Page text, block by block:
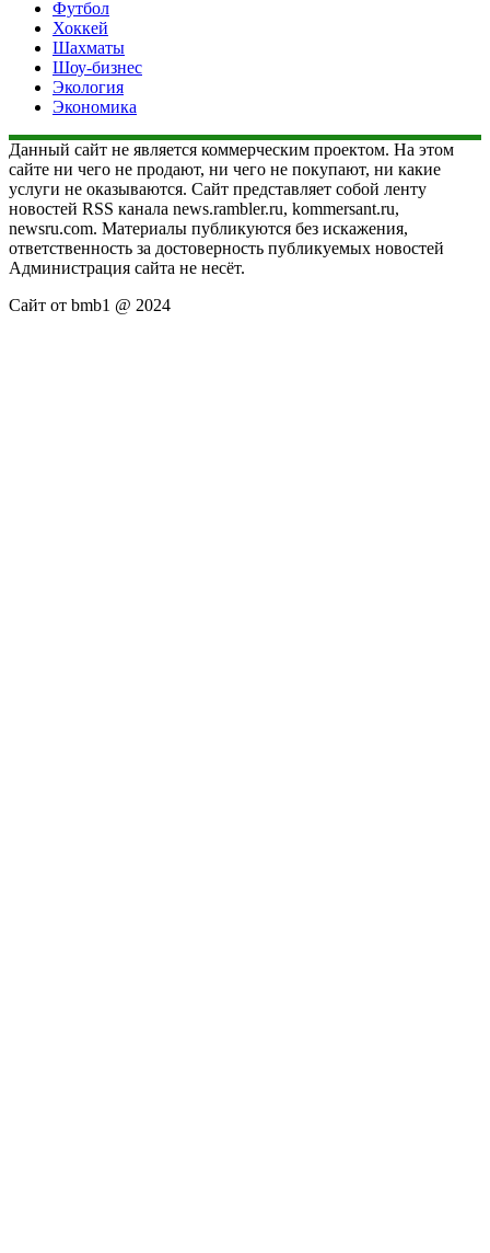
Футбол
Хоккей
Шахматы
Шоу-бизнес
Экология
Экономика
Данный сайт не является коммерческим проектом. На этом
сайте ни чего не продают, ни чего не покупают, ни какие
услуги не оказываются. Сайт представляет собой ленту
новостей RSS канала news.rambler.ru, kommersant.ru,
newsru.com. Материалы публикуются без искажения,
ответственность за достоверность публикуемых новостей
Администрация сайта не несёт.
Сайт от bmb1 @ 2024